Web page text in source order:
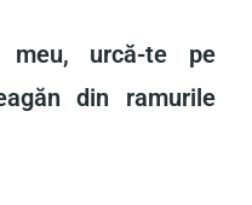
meu, urcă-te pe
din ramurile